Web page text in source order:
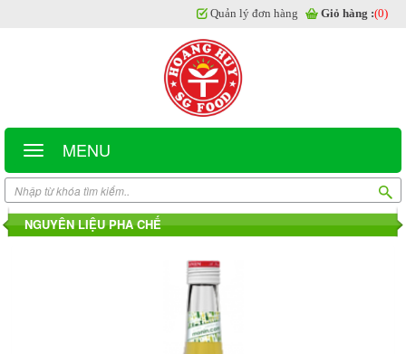
MENU
Quản lý đơn hàng Giỏ hàng :(0)
NGUYÊN LIỆU PHA CHẾ